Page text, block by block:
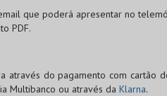
que poderá apresentar no
PDF.
através do pagamento com cartão
Multibanco ou através da Klarna.